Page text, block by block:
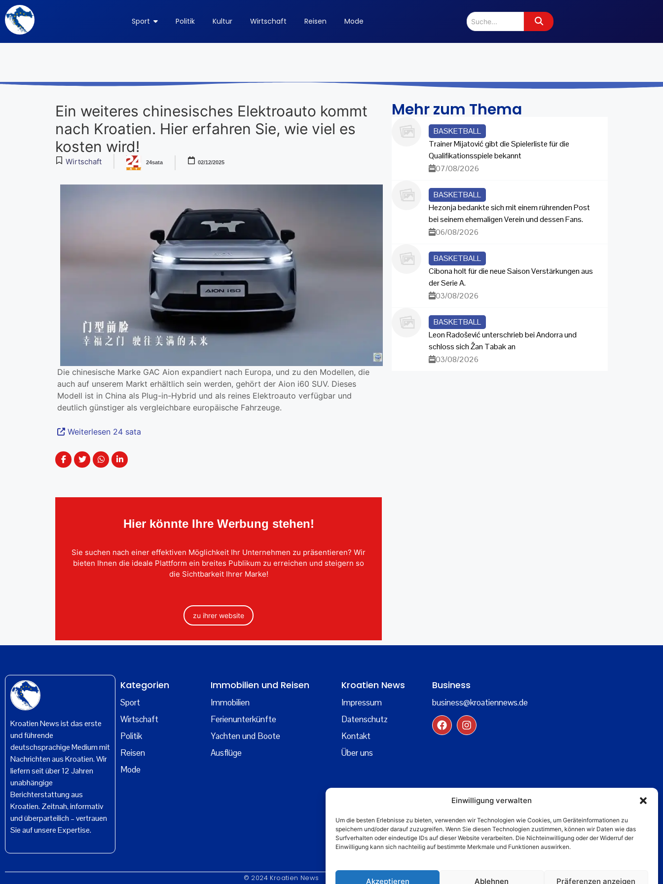
Einwilligung verwalten
Um die besten Erlebnisse zu bieten, verwenden wir Technologien wie Cookies, um Geräteinformationen zu
speichern und/oder darauf zuzugreifen. Wenn Sie diesen Technologien zustimmen, können wir Daten wie das
Surfverhalten oder eindeutige IDs auf dieser Website verarbeiten. Die Nichteinwilligung oder der Widerruf der
Einwilligung kann sich nachteilig auf bestimmte Merkmale und Funktionen auswirken.
Akzeptieren Ablehnen Präferenzen anzeigen
Sport Politik Kultur Wirtschaft Reisen Mode
Ein weiteres chinesisches Elektroauto kommt
nach Kroatien. Hier erfahren Sie, wie viel es
kosten wird!
Wirtschaft 24sata 02/12/2025
Die chinesische Marke GAC Aion expandiert nach Europa, und zu den Modellen, die
auch auf unserem Markt erhältlich sein werden, gehört der Aion i60 SUV. Dieses
Modell ist in China als Plug-in-Hybrid und als reines Elektroauto verfügbar und
deutlich günstiger als vergleichbare europäische Fahrzeuge.
Weiterlesen 24 sata
Hier könnte Ihre Werbung stehen!
Sie suchen nach einer effektiven Möglichkeit Ihr Unternehmen zu präsentieren? Wir
bieten Ihnen die ideale Plattform ein breites Publikum zu erreichen und steigern so
die Sichtbarkeit Ihrer Marke!
zu ihrer website
Mehr zum Thema
BASKETBALL
Trainer Mijatović gibt die Spielerliste für die
Qualifikationsspiele bekannt
07/08/2026
BASKETBALL
Hezonja bedankte sich mit einem rührenden Post
bei seinem ehemaligen Verein und dessen Fans.
06/08/2026
BASKETBALL
Cibona holt für die neue Saison Verstärkungen aus
der Serie A.
03/08/2026
BASKETBALL
Leon Radošević unterschrieb bei Andorra und
schloss sich Žan Tabak an
03/08/2026
Kroatien News ist das erste
und führende
deutschsprachige Medium mit
Nachrichten aus Kroatien. Wir
liefern seit über 12 Jahren
unabhängige
Berichterstattung aus
Kroatien. Zeitnah, informativ
und überparteilich – vertrauen
Sie auf unsere Expertise.
Kategorien
Sport
Wirtschaft
Politik
Reisen
Mode
Immobilien und Reisen
Immobilien
Ferienunterkünfte
Yachten und Boote
Ausflüge
Kroatien News
Impressum
Datenschutz
Kontakt
Über uns
Business
business@kroatiennews.de
© 2024 Kroatien News